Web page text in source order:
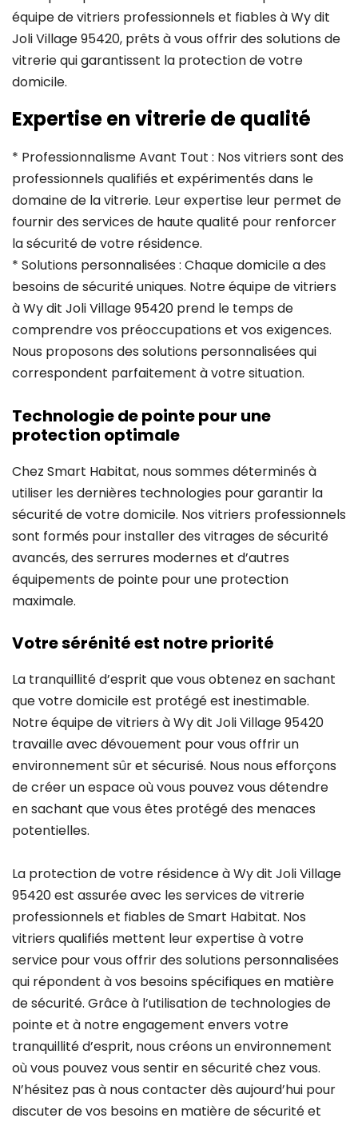
équipe de vitriers professionnels et fiables à Wy dit
Joli Village 95420, prêts à vous offrir des solutions de
vitrerie qui garantissent la protection de votre
domicile.
Expertise en vitrerie de qualité
* Professionnalisme Avant Tout : Nos vitriers sont des
professionnels qualifiés et expérimentés dans le
domaine de la vitrerie. Leur expertise leur permet de
fournir des services de haute qualité pour renforcer
la sécurité de votre résidence.
* Solutions personnalisées : Chaque domicile a des
besoins de sécurité uniques. Notre équipe de vitriers
à Wy dit Joli Village 95420 prend le temps de
comprendre vos préoccupations et vos exigences.
Nous proposons des solutions personnalisées qui
correspondent parfaitement à votre situation.
Technologie de pointe pour une
protection optimale
Chez Smart Habitat, nous sommes déterminés à
utiliser les dernières technologies pour garantir la
sécurité de votre domicile. Nos vitriers professionnels
sont formés pour installer des vitrages de sécurité
avancés, des serrures modernes et d’autres
équipements de pointe pour une protection
maximale.
Votre sérénité est notre priorité
La tranquillité d’esprit que vous obtenez en sachant
que votre domicile est protégé est inestimable.
Notre équipe de vitriers à Wy dit Joli Village 95420
travaille avec dévouement pour vous offrir un
environnement sûr et sécurisé. Nous nous efforçons
de créer un espace où vous pouvez vous détendre
en sachant que vous êtes protégé des menaces
potentielles.
La protection de votre résidence à Wy dit Joli Village
95420 est assurée avec les services de vitrerie
professionnels et fiables de Smart Habitat. Nos
vitriers qualifiés mettent leur expertise à votre
service pour vous offrir des solutions personnalisées
qui répondent à vos besoins spécifiques en matière
de sécurité. Grâce à l’utilisation de technologies de
pointe et à notre engagement envers votre
tranquillité d’esprit, nous créons un environnement
où vous pouvez vous sentir en sécurité chez vous.
N’hésitez pas à nous contacter dès aujourd’hui pour
discuter de vos besoins en matière de sécurité et